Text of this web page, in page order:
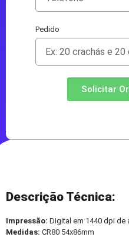
Pedido
Solicitar
Descrição Técnica:
Impressão: Digital em 1440 dpi de
Medidas: CR80 54x86mm